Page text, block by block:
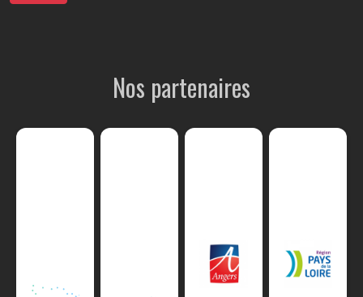
Nos partenaires